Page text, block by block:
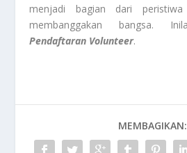
menjadi bagian dari
membanggakan bangsa.
Pendaftaran Volunteer.
MEMBAGIKAN: